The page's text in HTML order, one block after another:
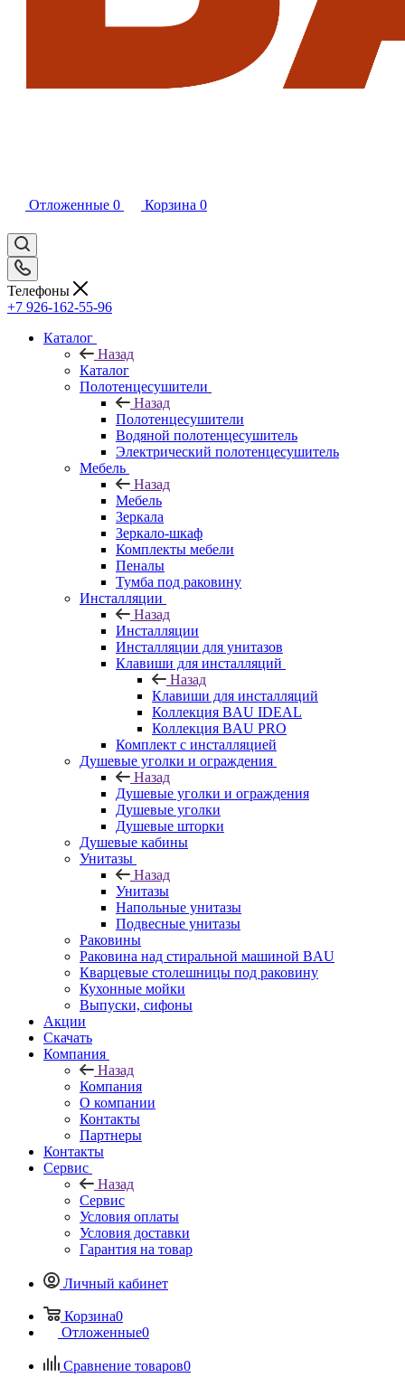
Отложенные 0 Корзина 0
Телефоны
+7 926-162-55-96
Каталог
Назад
Каталог
Полотенцесушители
Назад
Полотенцесушители
Водяной полотенцесушитель
Электрический полотенцесушитель
Мебель
Назад
Мебель
Зеркала
Зеркало-шкаф
Комплекты мебели
Пеналы
Тумба под раковину
Инсталляции
Назад
Инсталляции
Инсталляции для унитазов
Клавиши для инсталляций
Назад
Клавиши для инсталляций
Коллекция BAU IDEAL
Коллекция BAU PRO
Комплект с инсталляцией
Душевые уголки и ограждения
Назад
Душевые уголки и ограждения
Душевые уголки
Душевые шторки
Душевые кабины
Унитазы
Назад
Унитазы
Напольные унитазы
Подвесные унитазы
Раковины
Раковина над стиральной машиной BAU
Кварцевые столешницы под раковину
Кухонные мойки
Выпуски, сифоны
Акции
Скачать
Компания
Назад
Компания
О компании
Контакты
Партнеры
Контакты
Сервис
Назад
Сервис
Условия оплаты
Условия доставки
Гарантия на товар
Личный кабинет
Корзина0
Отложенные0
Сравнение товаров0